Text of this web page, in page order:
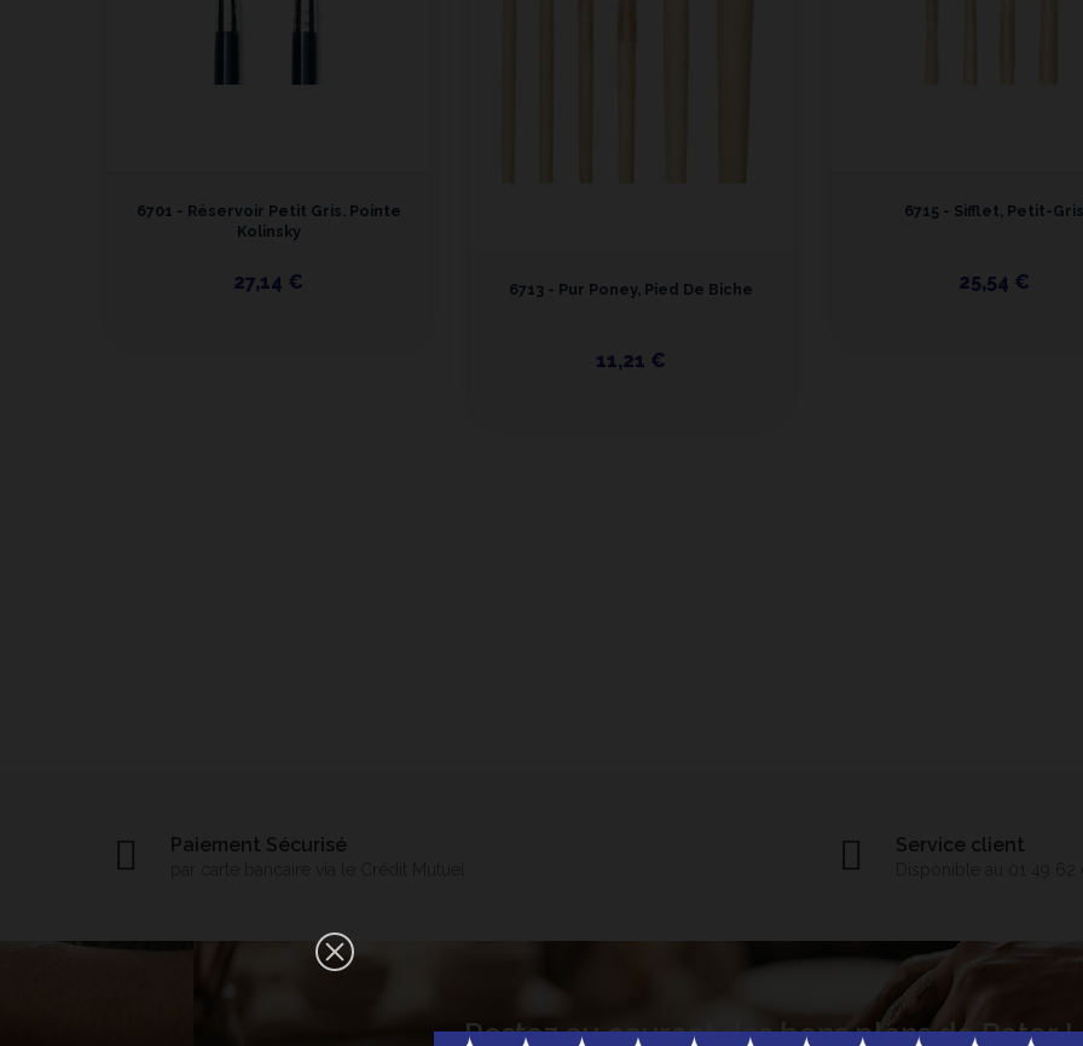
6701 - Réservoir Petit Gris. Pointe
Kolinsky
27,14 € 6713 - Pur Poney, Pied De Biche
11,21 €
6715 - Sifflet, Petit-Gris
25,54 €
Paiement Sécurisé Service client
Restez au courant des bons plans de Peter